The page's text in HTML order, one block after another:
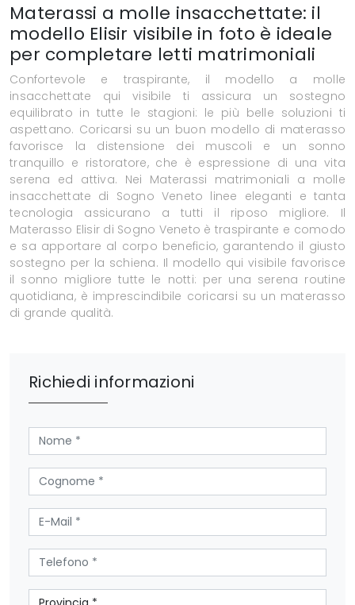
Materassi a molle insacchettate: il
modello Elisir visibile in foto è ideale
per completare letti matrimoniali
Confortevole e traspirante, il modello a molle
insacchettate qui visibile ti assicura un sostegno
equilibrato in tutte le stagioni: le più belle soluzioni ti
aspettano. Coricarsi su un buon modello di materasso
favorisce la distensione dei muscoli e un sonno
tranquillo e ristoratore, che è espressione di una vita
serena ed attiva. Nei Materassi matrimoniali a molle
insacchettate di Sogno Veneto linee eleganti e tanta
tecnologia assicurano a tutti il riposo migliore. Il
Materasso Elisir di Sogno Veneto è traspirante e comodo
e sa apportare al corpo beneficio, garantendo il giusto
sostegno per la schiena. Il modello qui visibile favorisce
il sonno migliore tutte le notti: per una serena routine
quotidiana, è imprescindibile coricarsi su un materasso
di grande qualità.
Richiedi informazioni